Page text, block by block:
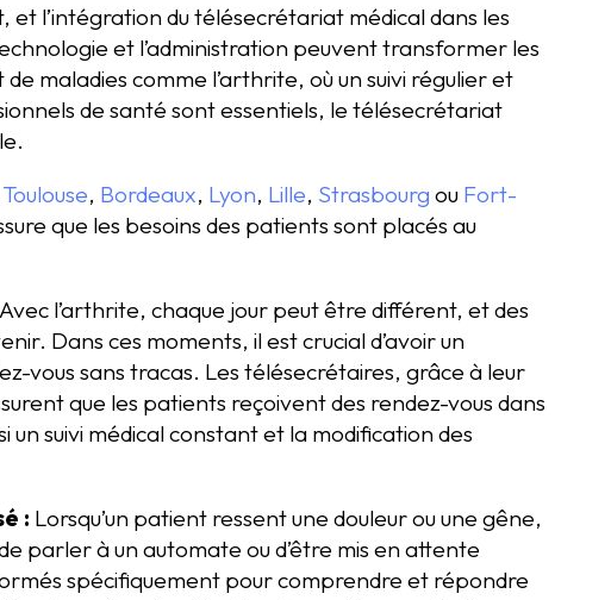
l’intégration du télésecrétariat médical dans les
et l’administration peuvent transformer les
maladies comme l’arthrite, où un suivi régulier et
de santé sont essentiels, le télésecrétariat
Toulouse, Bordeaux, Lyon, Lille, Strasbourg ou Fort-
que les besoins des patients sont placés au
Avec l’arthrite, chaque jour peut être différent, et des
Dans ces moments, il est crucial d’avoir un
vous sans tracas. Les télésecrétaires, grâce à leur
que les patients reçoivent des rendez-vous dans
un suivi médical constant et la modification des
: Lorsqu’un patient ressent une douleur ou une gêne,
parler à un automate ou d’être mis en attente
spécifiquement pour comprendre et répondre